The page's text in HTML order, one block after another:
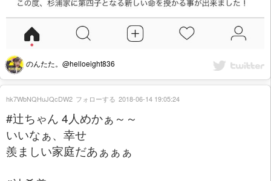
のんたた。@helloeight836
#辻ちゃん 4人めかぁ～～
いいなぁ、幸せ
羨ましい家庭だあぁぁぁ
hk7WbNQHuJQcDW2 フォローする 2018-06-14 19:05:24